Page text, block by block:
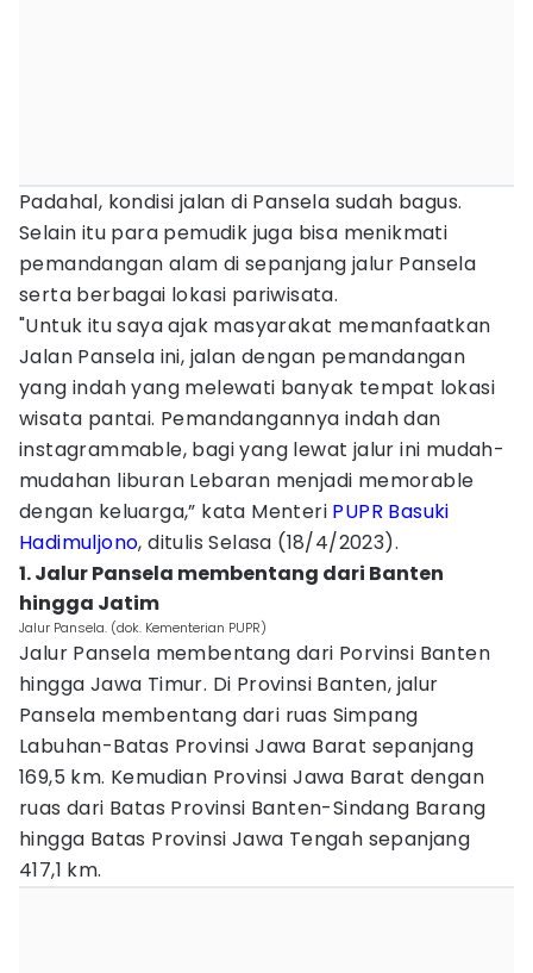
Padahal, kondisi jalan di Pansela sudah bagus.
Selain itu para pemudik juga bisa menikmati
pemandangan alam di sepanjang jalur Pansela
serta berbagai lokasi pariwisata.
"Untuk itu saya ajak masyarakat memanfaatkan
Jalan Pansela ini, jalan dengan pemandangan
yang indah yang melewati banyak tempat lokasi
wisata pantai. Pemandangannya indah dan
instagrammable, bagi yang lewat jalur ini mudah-
mudahan liburan Lebaran menjadi memorable
dengan keluarga,” kata Menteri PUPR Basuki
Hadimuljono, ditulis Selasa (18/4/2023).
1. Jalur Pansela membentang dari Banten
hingga Jatim
Jalur Pansela. (dok. Kementerian PUPR)
Jalur Pansela membentang dari Porvinsi Banten
hingga Jawa Timur. Di Provinsi Banten, jalur
Pansela membentang dari ruas Simpang
Labuhan-Batas Provinsi Jawa Barat sepanjang
169,5 km. Kemudian Provinsi Jawa Barat dengan
ruas dari Batas Provinsi Banten-Sindang Barang
hingga Batas Provinsi Jawa Tengah sepanjang
417,1 km.